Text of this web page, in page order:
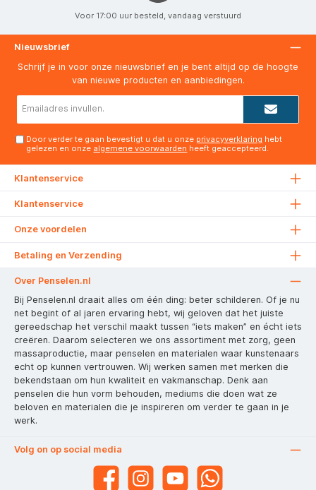
Voor 17:00 uur besteld, vandaag verstuurd
Nieuwsbrief
Schrijf je in voor onze nieuwsbrief en je bent altijd op de hoogte
van nieuwe producten en aanbiedingen.
Door verder te gaan bevestigt u dat u onze privacyverklaring hebt
gelezen en onze algemene voorwaarden heeft geaccepteerd.
Klantenservice
Klantenservice
Onze voordelen
Betaling en Verzending
Over Penselen.nl
Bij Penselen.nl draait alles om één ding: beter schilderen. Of je nu
net begint of al jaren ervaring hebt, wij geloven dat het juiste
gereedschap het verschil maakt tussen “iets maken” en écht iets
creëren. Daarom selecteren we ons assortiment met zorg, geen
massaproductie, maar penselen en materialen waar kunstenaars
echt op kunnen vertrouwen. Wij werken samen met merken die
bekendstaan om hun kwaliteit en vakmanschap. Denk aan
penselen die hun vorm behouden, mediums die doen wat ze
beloven en materialen die je inspireren om verder te gaan in je
werk.
Volg on op social media